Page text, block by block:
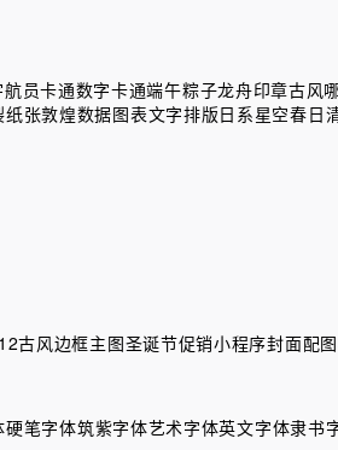
航员卡通数字卡通端午粽子龙舟印章古风
纸张敦煌数据图表文字排版日系星空春日
古风边框主图圣诞节促销小程序封面配图
硬笔字体筑紫字体艺术字体英文字体隶书